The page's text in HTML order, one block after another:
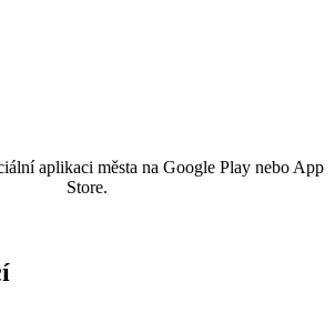
aplikaci města na Google Play nebo App
Store.